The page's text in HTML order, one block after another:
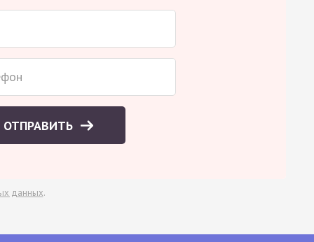
ОТПРАВИТЬ
данных.